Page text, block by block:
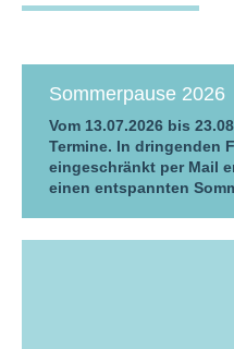
Sommerpause 2026
Vom 13.07.2026 bis
Termine. In dringenden
eingeschränkt per Mail
einen entspannten